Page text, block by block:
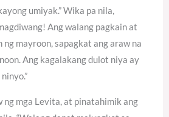
umiyak.” Wika pa nila,
Ang walang pagkain at
ng mayroon, sapagkat ang araw na
Ang kagalakang dulot niya ay
ng mga Levita, at pinatahimik ang